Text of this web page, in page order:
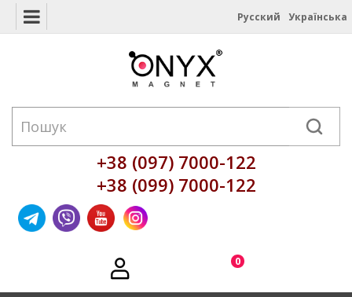
Русский Українська
+38 (097) 7000-122
+38 (099) 7000-122
0